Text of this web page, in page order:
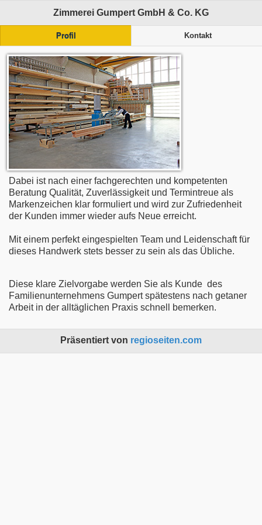
Zimmerei Gumpert GmbH & Co. KG
Profil Kontakt
Dabei ist nach einer fachgerechten und kompetenten
Beratung Qualität, Zuverlässigkeit und Termintreue als
Markenzeichen klar formuliert und wird zur Zufriedenheit
der Kunden immer wieder aufs Neue erreicht.
Mit einem perfekt eingespielten Team und Leidenschaft für
dieses Handwerk stets besser zu sein als das Übliche.
Diese klare Zielvorgabe werden Sie als Kunde des
Familienunternehmens Gumpert spätestens nach getaner
Arbeit in der alltäglichen Praxis schnell bemerken.
Präsentiert von regioseiten.com